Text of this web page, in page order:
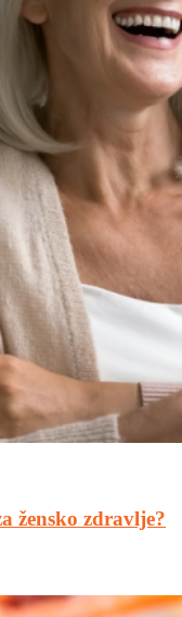
žensko zdravlje?